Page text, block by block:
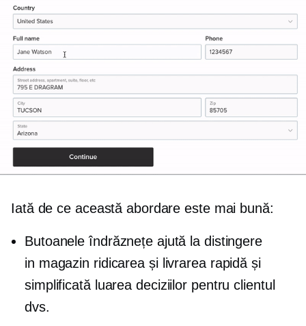
Iată de ce această abordare este mai bună:
Butoanele îndrăznețe ajută la distingere
in magazin ridicarea și livrarea rapidă și
simplificată luarea deciziilor pentru clientul
dvs.